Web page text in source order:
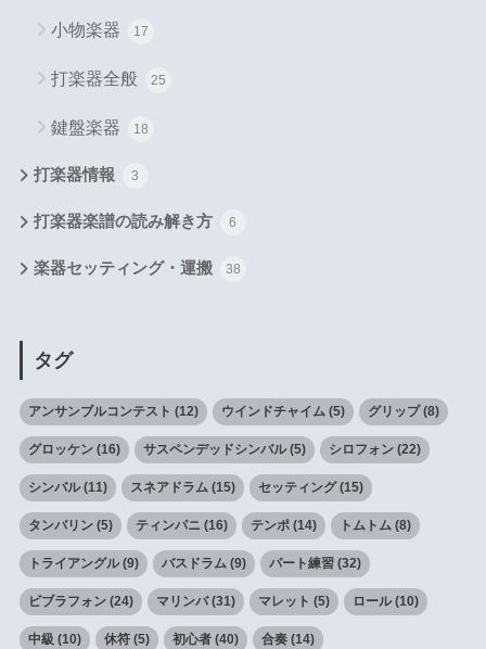
小物楽器 17
打楽器全般 25
鍵盤楽器 18
打楽器情報 3
打楽器楽譜の読み解き方 6
楽器セッティング・運搬 38
タグ
アンサンブルコンテスト (12) ウインドチャイム(5) グリップ(8)
グロッケン(16) サスペンデッドシンバル(5) シロフォン(22)
シンバル(11) スネアドラム(15) セッティング(15)
タンバリン(5) ティンパニ(16) テンポ(14) トムトム(8)
トライアングル(9) バスドラム(9) パート練習(32)
ビブラフォン(24) マリンバ(31) マレット (5) ロール(10)
中級 (10) 休符(5) 初心者(40) 合奏(14)